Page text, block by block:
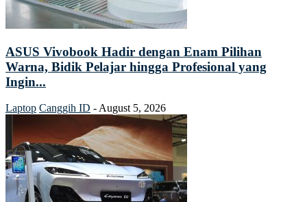
ASUS Vivobook Hadir dengan Enam Pilihan
Warna, Bidik Pelajar hingga Profesional yang
Ingin...
Laptop Canggih ID - August 5, 2026